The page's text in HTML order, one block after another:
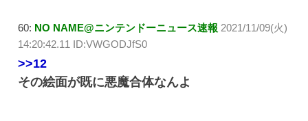
60: NO NAME@ニンテンドーニュース速報 2021/11/09(火)
14:20:42.11 ID:VWGODJfS0
>>12
その絵面が既に悪魔合体なんよ